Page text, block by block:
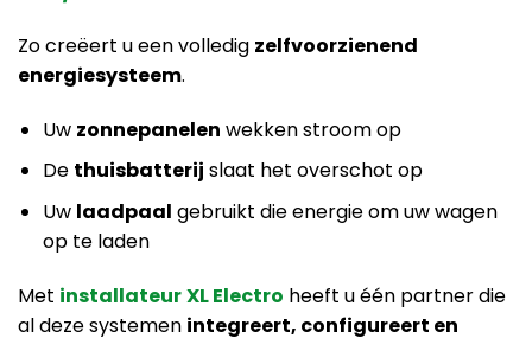
Zo creëert u een volledig zelfvoorzienend
energiesysteem.
Uw zonnepanelen wekken stroom op
De thuisbatterij slaat het overschot op
Uw laadpaal gebruikt die energie om uw wagen
op te laden
Met installateurXL Electro heeft u één partner die
al deze systemen integreert, configureert en